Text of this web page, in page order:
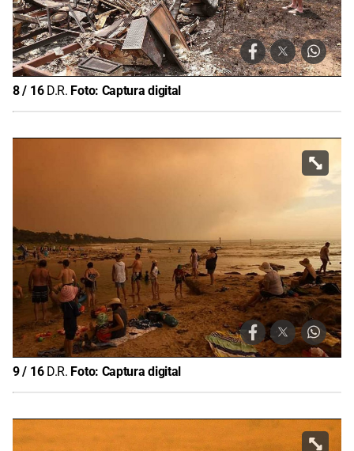
8/ 16 D.R. Foto: Captura digital
9/ 16 D.R. Foto: Captura digital